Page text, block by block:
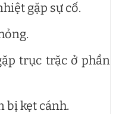
gặp sự cố.
trục trặc ở phần
bị kẹt cánh.